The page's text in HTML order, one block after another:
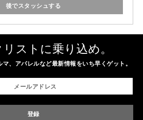
後でスタッシュする
ストに乗り込め。
、アパレルなど最新情報をいち早くゲット。